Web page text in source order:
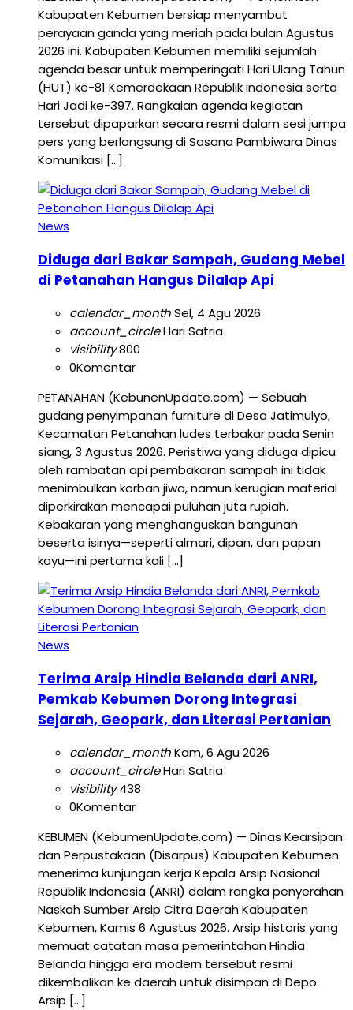
Kabupaten Kebumen bersiap menyambut
perayaan ganda yang meriah pada bulan Agustus
2026 ini. Kabupaten Kebumen memiliki sejumlah
agenda besar untuk memperingati Hari Ulang Tahun
(HUT) ke-81 Kemerdekaan Republik Indonesia serta
Hari Jadi ke-397. Rangkaian agenda kegiatan
tersebut dipaparkan secara resmi dalam sesi jumpa
pers yang berlangsung di Sasana Pambiwara Dinas
Komunikasi […]
News
Diduga dari Bakar Sampah, Gudang Mebel
di Petanahan Hangus Dilalap Api
calendar_monthSel, 4 Agu 2026
account_circleHari Satria
visibility800
0Komentar
PETANAHAN (KebunenUpdate.com) — Sebuah
gudang penyimpanan furniture di Desa Jatimulyo,
Kecamatan Petanahan ludes terbakar pada Senin
siang, 3 Agustus 2026. Peristiwa yang diduga dipicu
oleh rambatan api pembakaran sampah ini tidak
menimbulkan korban jiwa, namun kerugian material
diperkirakan mencapai puluhan juta rupiah.
Kebakaran yang menghanguskan bangunan
beserta isinya—seperti almari, dipan, dan papan
kayu—ini pertama kali […]
News
Terima Arsip Hindia Belanda dari ANRI,
Pemkab Kebumen Dorong Integrasi
Sejarah, Geopark, dan Literasi Pertanian
calendar_monthKam, 6 Agu 2026
account_circleHari Satria
visibility438
0Komentar
KEBUMEN (KebumenUpdate.com) — Dinas Kearsipan
dan Perpustakaan (Disarpus) Kabupaten Kebumen
menerima kunjungan kerja Kepala Arsip Nasional
Republik Indonesia (ANRI) dalam rangka penyerahan
Naskah Sumber Arsip Citra Daerah Kabupaten
Kebumen, Kamis 6 Agustus 2026. Arsip historis yang
memuat catatan masa pemerintahan Hindia
Belanda hingga era modern tersebut resmi
dikembalikan ke daerah untuk disimpan di Depo
Arsip […]